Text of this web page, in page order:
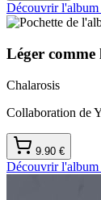
Découvrir l'album
Léger
Chalarosis
Collaboration de
9.90 €
Découvrir l'album